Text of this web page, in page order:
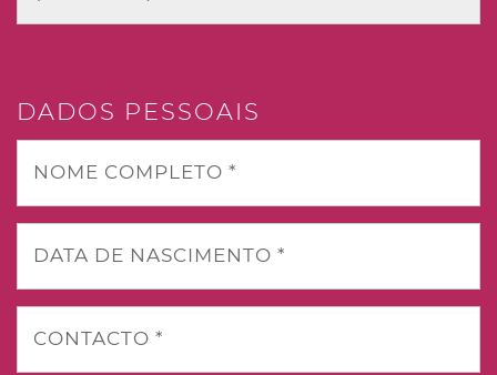
DADOS PESSOAIS
NOME COMPLETO *
DATA DE NASCIMENTO *
CONTACTO *